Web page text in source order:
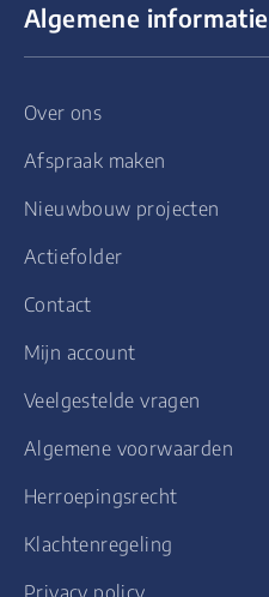
Algemene informatie
Over ons
Afspraak maken
Nieuwbouw projecten
Actiefolder
Contact
Mijn account
Veelgestelde vragen
Algemene voorwaarden
Herroepingsrecht
Klachtenregeling
Privacy policy